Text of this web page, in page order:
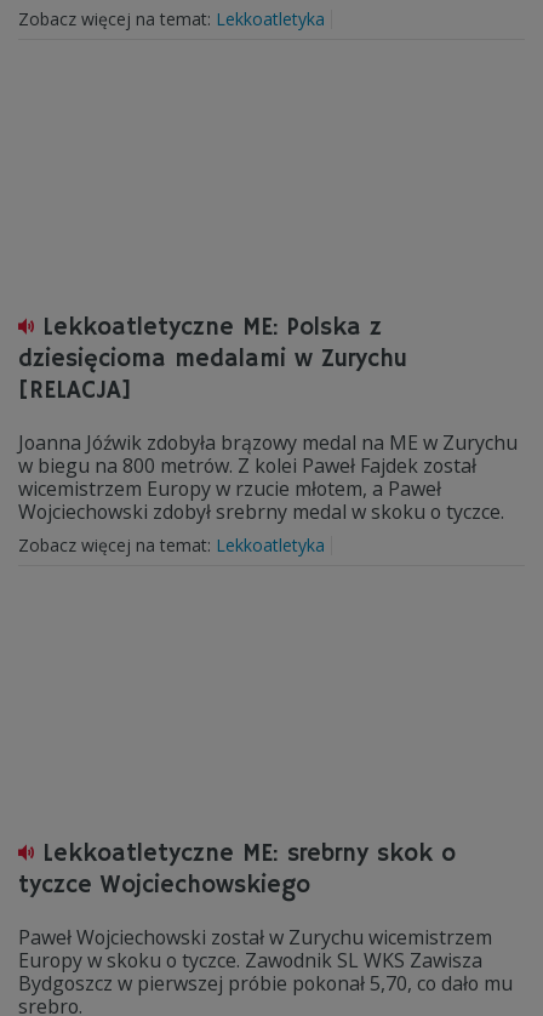
Zobacz więcej na temat: Lekkoatletyka
Lekkoatletyczne ME: Polska z
dziesięcioma medalami w Zurychu
[RELACJA]
Joanna Jóźwik zdobyła brązowy medal na ME w Zurychu
w biegu na 800 metrów. Z kolei Paweł Fajdek został
wicemistrzem Europy w rzucie młotem, a Paweł
Wojciechowski zdobył srebrny medal w skoku o tyczce.
Zobacz więcej na temat: Lekkoatletyka
Lekkoatletyczne ME: srebrny skok o
tyczce Wojciechowskiego
Paweł Wojciechowski został w Zurychu wicemistrzem
Europy w skoku o tyczce. Zawodnik SL WKS Zawisza
Bydgoszcz w pierwszej próbie pokonał 5,70, co dało mu
srebro.